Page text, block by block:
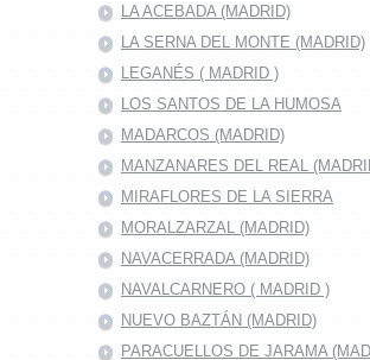
LA ACEBADA (MADRID)
LA SERNA DEL MONTE (MADRID)
LEGANÉS ( MADRID )
LOS SANTOS DE LA HUMOSA
MADARCOS (MADRID)
MANZANARES DEL REAL
MIRAFLORES DE LA SIERRA
MORALZARZAL (MADRID)
NAVACERRADA (MADRID)
NAVALCARNERO ( MADRID )
NUEVO BAZTÁN (MADRID)
PARACUELLOS DE JARAMA